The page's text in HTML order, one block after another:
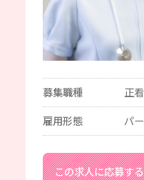
募集職種
正
雇用形態
パ
この求人に応募する